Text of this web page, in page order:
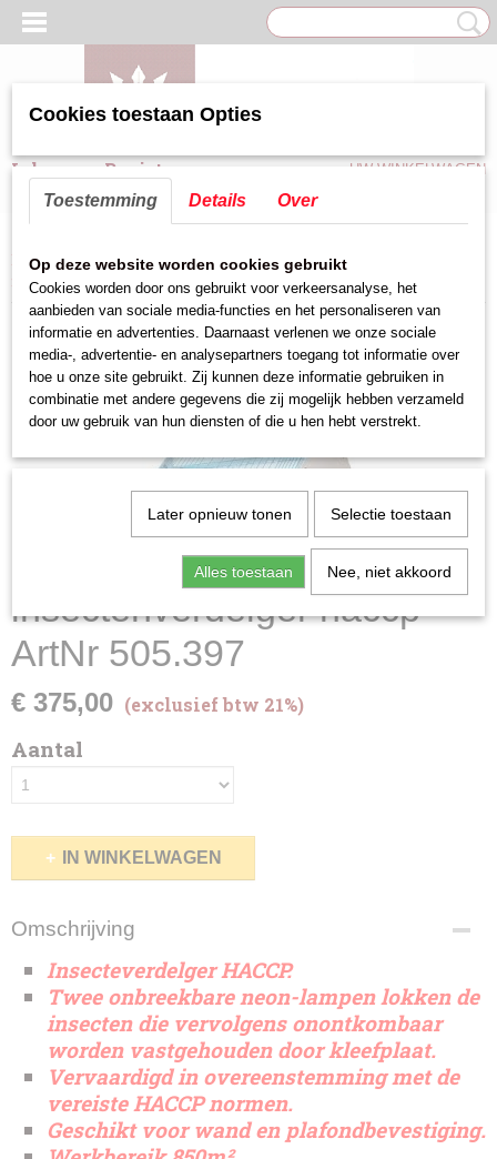
Inloggen Registreren UW WINKELWAGEN
Home>Hygiene/Afval/Transport>insectenverdelger/lampen
insectenverdelger haccp ArtNr 505.397
insectenverdelger haccp
ArtNr 505.397
€ 375,00 (exclusief btw 21%)
Aantal
IN WINKELWAGEN
Omschrijving
Insecteverdelger HACCP.
Twee onbreekbare neon-lampen lokken de
insecten die vervolgens onontkombaar
worden vastgehouden door kleefplaat.
Vervaardigd in overeenstemming met de
vereiste HACCP normen.
Geschikt voor wand en plafondbevestiging.
Cookies toestaan Opties
Toestemming Details Over
Op deze website worden cookies gebruikt
Cookies worden door ons gebruikt voor verkeersanalyse, het
aanbieden van sociale media-functies en het personaliseren van
informatie en advertenties. Daarnaast verlenen we onze sociale
media-, advertentie- en analysepartners toegang tot informatie over
hoe u onze site gebruikt. Zij kunnen deze informatie gebruiken in
combinatie met andere gegevens die zij mogelijk hebben verzameld
door uw gebruik van hun diensten of die u hen hebt verstrekt.
Later opnieuw tonen Selectie toestaan
Alles toestaan Nee, niet akkoord